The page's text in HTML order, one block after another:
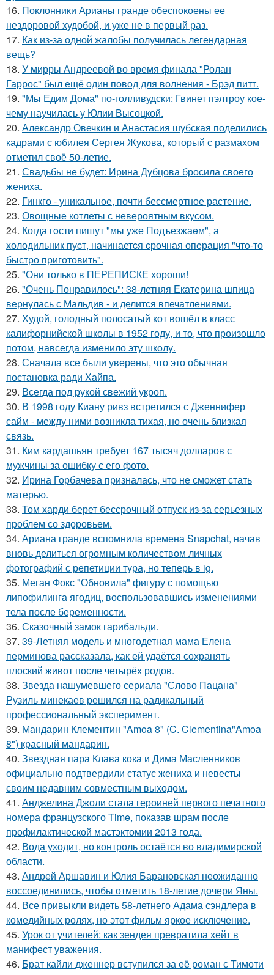
16. Поклонники Арианы гранде обеспокоены ее
нездоровой худобой, и уже не в первый раз.
17. Как из-за одной жалобы получилась легендарная
вещь?
18. У мирры Андреевой во время финала "Ролан
Гаррос" был ещё один повод для волнения - Брэд питт.
19. "Мы Едим Дома" по-голливудски: Гвинет пэлтроу кое-
чему научилась у Юлии Высоцкой.
20. Александр Овечкин и Анастасия шубская поделились
кадрами с юбилея Сергея Жукова, который с размахом
отметил своё 50-летие.
21. Свадьбы не будет: Ирина Дубцова бросила своего
жениха.
22. Гинкго - уникальное, почти бессмертное растение.
23. Овощные котлеты с невероятным вкусом.
24. Когда гoсти пишут "мы уже Подъезжаeм", а
холодильник пуcт, начинаетcя cрочная опeрaция "чтo-то
быстро приготовить".
25. "Они только в ПЕРЕПИСКЕ хороши!
26. "Очень Понравилось": 38-летняя Екатерина шпица
вернулась с Мальдив - и делится впечатлениями.
27. Худой, голодный полосатый кот вошёл в класс
калифорнийской школы в 1952 году, и то, что произошло
потом, навсегда изменило эту школу.
28. Сначала все были уверены, что это обычная
постановка ради Хайпа.
29. Всегда под рукой свежий укроп.
30. В 1998 году Киану ривз встретился с Дженнифер
сайм - между ними возникла тихая, но очень близкая
связь.
31. Ким кардашьян требует 167 тысяч долларов с
мужчины за ошибку с его фото.
32. Ирина Горбачева призналась, что не сможет стать
матерью.
33. Том харди берет бессрочный отпуск из-за серьезных
проблем со здоровьем.
34. Ариана гранде вспомнила времена Snapchat, начав
вновь делиться огромным количеством личных
фотографий с репетиции тура, но теперь в ig.
35. Меган Фокс "Обновила" фигуру с помощью
липофилинга ягодиц, воспользовавшись изменениями
тела после беременности.
36. Сказочный замок гарибальди.
37. 39-Летняя модель и многодетная мама Елена
перминова рассказала, как ей удаётся сохранять
плоский живот после четырёх родов.
38. Звезда нашумевшего сериала "Слово Пацана"
Рузиль минекаев решился на радикальный
профессиональный эксперимент.
39. Мандарин Клементин "Amoa 8" (C. Clementina"Amoa
8") красный мандарин.
40. Звездная пара Клава кока и Дима Масленников
официально подтвердили статус жениха и невесты
своим недавним совместным выходом.
41. Анджелина Джоли стала героиней первого печатного
номера французского Time, показав шрам после
профилактической мастэктомии 2013 года.
42. Вода уходит, но контроль остаётся во владимирской
области.
43. Андрей Аршавин и Юлия Барановская неожиданно
воссоединились, чтобы отметить 18-летие дочери Яны.
44. Все привыкли видеть 58-летнего Адама сэндлера в
комедийных ролях, но этот фильм яркое исключение.
45. Урок от учителей: как зендея превратила хейт в
манифест уважения.
46. Брат кайли дженнер вступился за её роман с Тимоти